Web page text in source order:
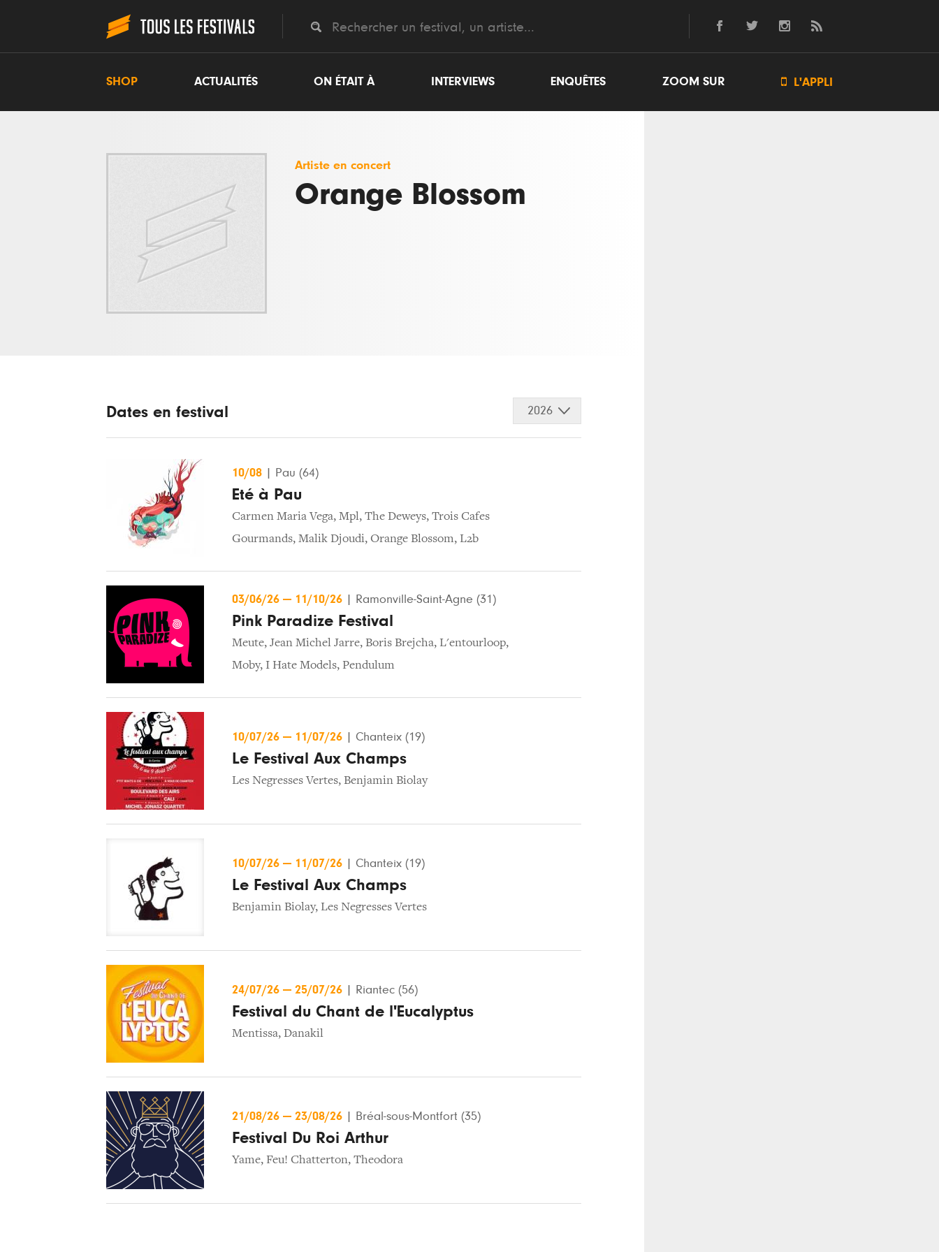
SHOP ACTUALITÉS ON ÉTAIT À INTERVIEWS ENQUÊTES ZOOM SUR  L'APPLI
Artiste en concert
Orange Blossom
Dates en festival 2026
10/08 Pau (64)
Eté à Pau
Carmen Maria Vega, Mpl, The Deweys, Trois Cafes
Gourmands, Malik Djoudi, Orange Blossom, L2b
03/06/26 — 11/10/26 Ramonville-Saint-Agne (31)
Pink Paradize Festival
Meute, Jean Michel Jarre, Boris Brejcha, L'entourloop,
Moby, I Hate Models, Pendulum
10/07/26 — 11/07/26 Chanteix (19)
Le Festival Aux Champs
Les Negresses Vertes, Benjamin Biolay
10/07/26 — 11/07/26 Chanteix (19)
Le Festival Aux Champs
Benjamin Biolay, Les Negresses Vertes
24/07/26 — 25/07/26 Riantec (56)
Festival du Chant de l'Eucalyptus
Mentissa, Danakil
21/08/26 — 23/08/26 Bréal-sous-Montfort (35)
Festival Du Roi Arthur
Yame, Feu! Chatterton, Theodora